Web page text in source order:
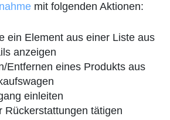
mit folgenden Aktionen:
ein Element aus einer Liste aus
anzeigen
Entfernen eines Produkts aus
einleiten
Rückerstattungen tätigen